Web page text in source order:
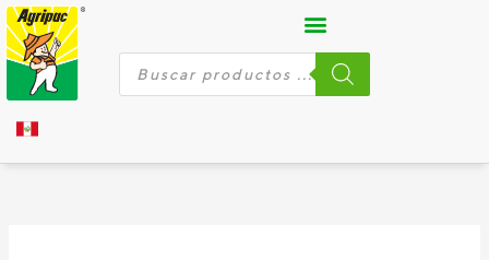
Ir
al
contenido
Búsqueda
Buscar
por: